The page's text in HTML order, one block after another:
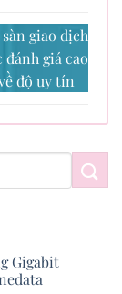
giao dịch
đánh giá cao
độ uy tín
Gigabit